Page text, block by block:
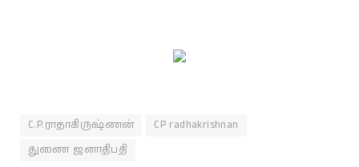
C.P.ராதாகிருஷ்ணன்
CP radhakrishnan
துணை ஜனாதிபதி